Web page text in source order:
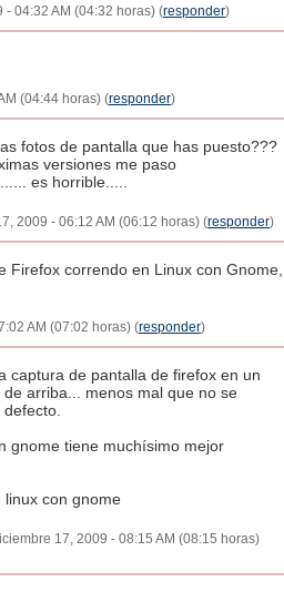
04:32 AM (04:32 horas) (responder)
(04:44 horas) (responder)
fotos de pantalla que has puesto???
versiones me paso
es horrible.....
2009 - 06:12 AM (06:12 horas) (responder)
Firefox correndo en Linux con Gnome,
AM (07:02 horas) (responder)
captura de pantalla de firefox en un
arriba... menos mal que no se
gnome tiene muchísimo mejor
linux con gnome
17, 2009 - 08:15 AM (08:15 horas)